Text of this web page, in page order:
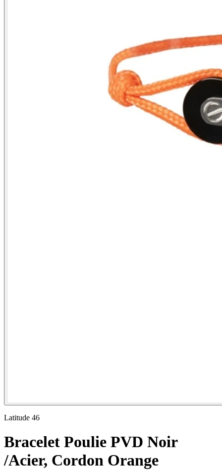
Latitude 46
Bracelet Poulie PVD Noir
/Acier, Cordon Orange